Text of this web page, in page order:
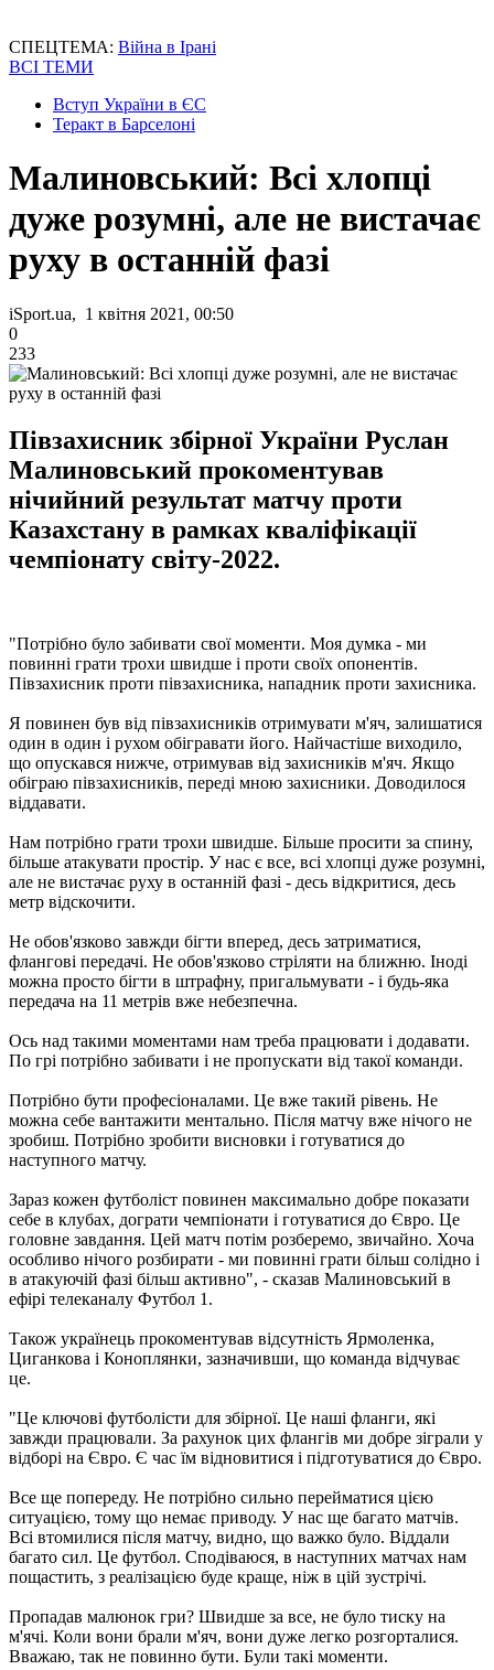
СПЕЦТЕМА: Війна в Ірані
ВСІ ТЕМИ
Вступ України в ЄС
Теракт в Барселоні
Малиновський: Всі хлопці
дуже розумні, але не вистачає
руху в останній фазі
iSport.ua, 1 квітня 2021, 00:50
0
233
Півзахисник збірної України Руслан
Малиновський прокоментував
нічийний результат матчу проти
Казахстану в рамках кваліфікації
чемпіонату світу-2022.
"Потрібно було забивати свої моменти. Моя думка - ми
повинні грати трохи швидше і проти своїх опонентів.
Півзахисник проти півзахисника, нападник проти захисника.
Я повинен був від півзахисників отримувати м'яч, залишатися
один в один і рухом обігравати його. Найчастіше виходило,
що опускався нижче, отримував від захисників м'яч. Якщо
обіграю півзахисників, переді мною захисники. Доводилося
віддавати.
Нам потрібно грати трохи швидше. Більше просити за спину,
більше атакувати простір. У нас є все, всі хлопці дуже розумні,
але не вистачає руху в останній фазі - десь відкритися, десь
метр відскочити.
Не обов'язково завжди бігти вперед, десь затриматися,
флангові передачі. Не обов'язково стріляти на ближню. Іноді
можна просто бігти в штрафну, пригальмувати - і будь-яка
передача на 11 метрів вже небезпечна.
Ось над такими моментами нам треба працювати і додавати.
По грі потрібно забивати і не пропускати від такої команди.
Потрібно бути професіоналами. Це вже такий рівень. Не
можна себе вантажити ментально. Після матчу вже нічого не
зробиш. Потрібно зробити висновки і готуватися до
наступного матчу.
Зараз кожен футболіст повинен максимально добре показати
себе в клубах, дограти чемпіонати і готуватися до Євро. Це
головне завдання. Цей матч потім розберемо, звичайно. Хоча
особливо нічого розбирати - ми повинні грати більш солідно і
в атакуючій фазі більш активно", - сказав Малиновський в
ефірі телеканалу Футбол 1.
Також українець прокоментував відсутність Ярмоленка,
Циганкова і Коноплянки, зазначивши, що команда відчуває
це.
"Це ключові футболісти для збірної. Це наші фланги, які
завжди працювали. За рахунок цих флангів ми добре зіграли у
відборі на Євро. Є час їм відновитися і підготуватися до Євро.
Все ще попереду. Не потрібно сильно перейматися цією
ситуацією, тому що немає приводу. У нас ще багато матчів.
Всі втомилися після матчу, видно, що важко було. Віддали
багато сил. Це футбол. Сподіваюся, в наступних матчах нам
пощастить, з реалізацією буде краще, ніж в цій зустрічі.
Пропадав малюнок гри? Швидше за все, не було тиску на
м'ячі. Коли вони брали м'яч, вони дуже легко розгорталися.
Вважаю, так не повинно бути. Були такі моменти.